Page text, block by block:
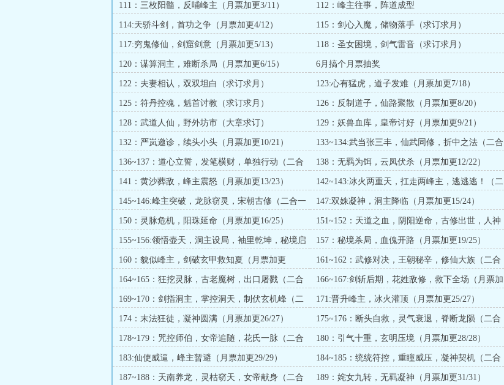
111：三枚阳髓，反哺峰主（月票加更3/11） 112：峰主往事，阵道成型
114:天骄斗剑，首功之争（月票加更4/12） 115：剑心入魔，储物落手（求订求月）
117:穷鬼修仙，剑窟剑意（月票加更5/13） 118：圣女困境，剑气雷音（求订求月）
120：谋算洞主，难断杀局（月票加更6/15） 6月搞个月票抽奖
122：夫妻相认，双双坦白（求订求月） 123:心有猛虎，道子发难（月票加更7/18）
125：符丹控魂，魁首讨教（求订求月） 126：反制道子，仙路聚散（月票加更8/20）
128：武道人仙，野外坊市（大章求订） 129：妖兽血库，皇帝讨好（月票加更9/21）
132：严岚邀诊，续头小头（月票加更10/21）
133~134:武当张三丰，仙武同修，折中之法（二合
一大章求订）
136~137：道心立誓，发笔横财，单独行动（二合
一大章求订）
138：无羁为饵，云凤伏杀（月票加更12/22）
141：黄沙葬敌，峰主震怒（月票加更13/23）
142~143:冰火两重天，扛走两峰主，逃逃逃！（二
合一大章求订）
145~146:峰主突破，龙脉窃灵，宋朝古修（二合一
大章求订）
147:双姝凝神，洞主降临（月票加更15/24）
150：灵脉危机，阳珠延命（月票加更16/25）
151~152：天道之血，阴阳逆命，古修出世，人神
酒石（二合一大章）
155~156:领悟壶天，洞主设局，袖里乾坤，秘境启
（二合一章求订）
157：秘境杀局，血傀开路（月票加更19/25）
160：貌似峰主，剑破玄甲救知夏（月票加更
20/25）
161~162：武修对决，王朝秘辛，修仙大族（二合
一大章）
164~165：狂挖灵脉，古老魔树，出口屠戮（二合
一章求订）
166~167:剑斩后期，花姓敌修，救下全场（月票加
更23/26）
169~170：剑指洞主，掌控洞天，制伏玄机峰（二
合一求订）
171:晋升峰主，冰火灌顶（月票加更25/27）
174：末法狂徒，凝神圆满（月票加更26/27）
175~176：断头自救，灵气衰退，脊断龙陨（二合
一求订）
178~179：咒控师伯，女帝追随，花氏一脉（二合
一求订）
180：引气十重，玄明压境（月票加更28/28）
183:仙使威逼，峰主暂避（月票加更29/29）
184~185：统统符控，重瞳威压，凝神契机（二合
一章求订）
187~188：天南养龙，灵枯窃天，女帝献身（二合
189：姹女九转，无羁凝神（月票加更31/31）